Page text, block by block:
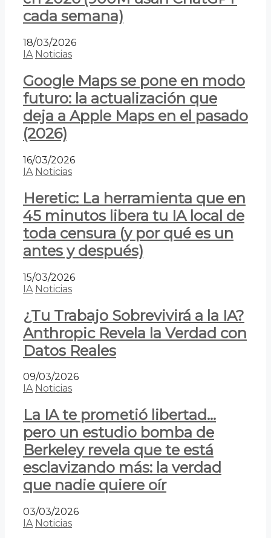
cada semana)
18/03/2026
IA Noticias
Google Maps se pone en modo
futuro: la actualización que
deja a Apple Maps en el pasado
(2026)
16/03/2026
IA Noticias
Heretic: La herramienta que en
45 minutos libera tu IA local de
toda censura (y por qué es un
antes y después)
15/03/2026
IA Noticias
¿Tu Trabajo Sobrevivirá a la IA?
Anthropic Revela la Verdad con
Datos Reales
09/03/2026
IA Noticias
La IA te prometió libertad…
pero un estudio bomba de
Berkeley revela que te está
esclavizando más: la verdad
que nadie quiere oír
03/03/2026
IA Noticias